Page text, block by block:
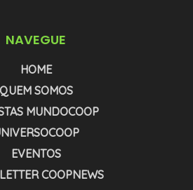
NAVEGUE
HOME
QUEM SOMOS
MUNDOCOOP
EVENTOS
COOPNEWS